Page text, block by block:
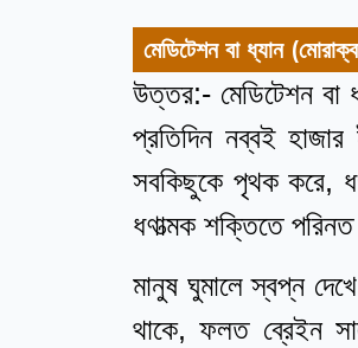
মেডিটেশন বা ধ্যান
উত্তর:- মেডিটেশন বা
প্রতিদিন নব্বই
সবকিছুকে পৃথক করে,
ধণাত্মক শক্তিতে
মানুষ ঘুমালে স্বপ্ন
থাকে, ফলত ব্রেইন